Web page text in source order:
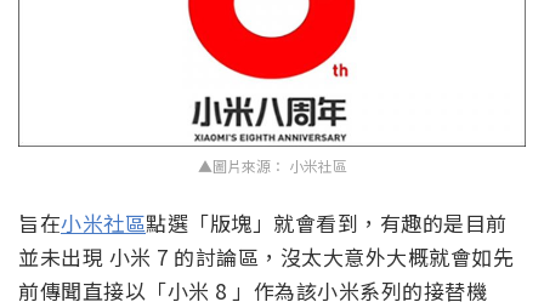
▲圖片來源： 小米社區
旨在小米社區點選「版塊」就會看到，有趣的是目前
並未出現 小米 7 的討論區，沒太大意外大概就會如先
前傳聞直接以「小米 8 」作為該小米系列的接替機